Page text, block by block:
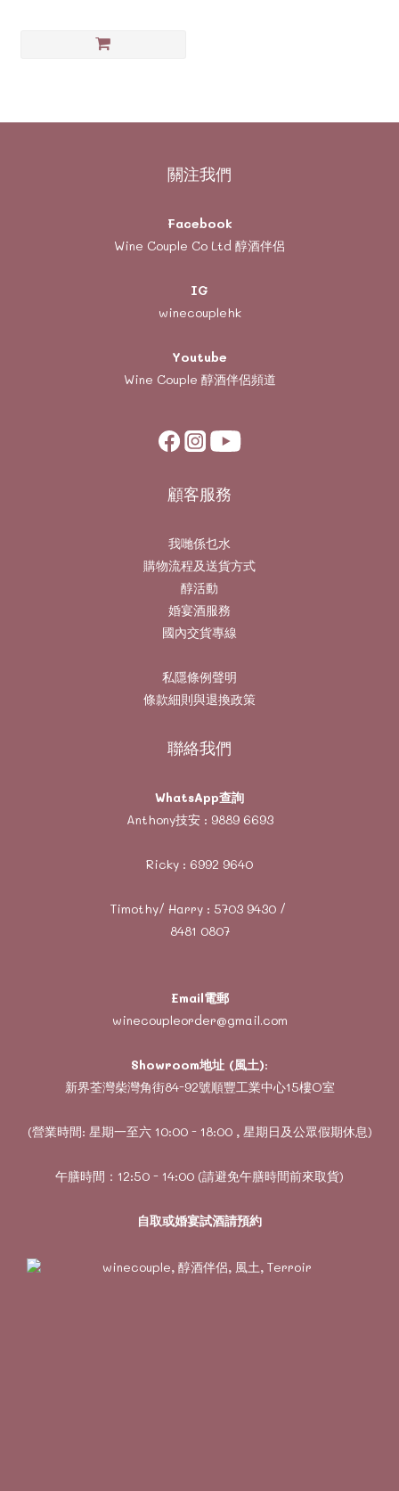
關注我們
Facebook
Wine Couple Co Ltd 醇酒伴侶
IG
winecouplehk
Youtube
Wine Couple 醇酒伴侶頻道
顧客服務
我哋係乜水
購物流程及送貨方式
醇活動
婚宴酒服務
國內交貨專線
私隱條例聲明
條款細則與退換政策
聯絡我們
WhatsApp查詢
Anthony技安 : 9889 6693
Ricky : 6992 9640
Timothy/ Harry : 5703 9430/
8481 0807
Email電郵
winecoupleorder@gmail.com
Showroom地址 (風土):
新界荃灣柴灣角街84-92號順豐工業中心15樓O室
(營業時間: 星期一至六 10:00 - 18:00 , 星期日及公眾假期休息)
午膳時間：12:50 - 14:00 (請避免午膳時間前來取貨)
自取或婚宴試酒請預約